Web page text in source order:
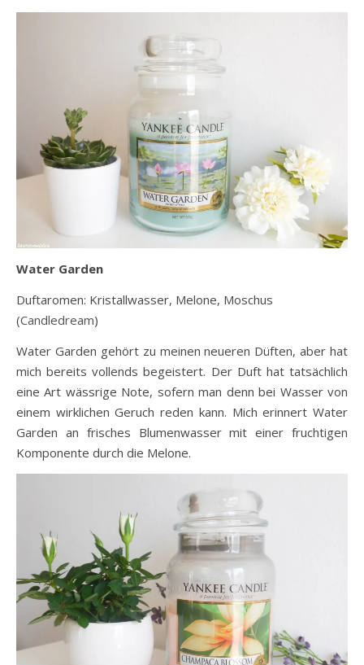
Water Garden
Duftaromen: Kristallwasser, Melone, Moschus
(Candledream)
Water Garden gehört zu meinen neueren Düften, aber hat
mich bereits vollends begeistert. Der Duft hat tatsächlich
eine Art wässrige Note, sofern man denn bei Wasser von
einem wirklichen Geruch reden kann. Mich erinnert Water
Garden an frisches Blumenwasser mit einer fruchtigen
Komponente durch die Melone.